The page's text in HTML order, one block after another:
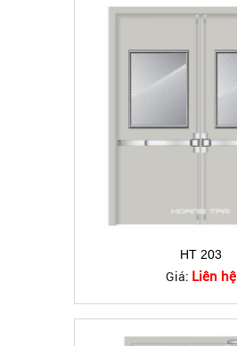
HT 203
Giá: Liên hệ